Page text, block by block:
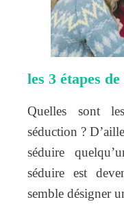
les 3 étapes
Quelles sont
séduction ?
séduire
séduire est
semble désigner